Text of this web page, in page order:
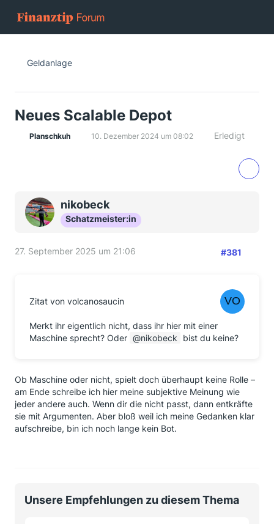
Geldanlage
Neues Scalable Depot
Planschkuh 10. Dezember 2024 um 08:02 Erledigt
nikobeck
Schatzmeister:in
27. September 2025 um 21:06 #381
Zitat von volcanosaucin
Merkt ihr eigentlich nicht, dass ihr hier mit einer
Maschine sprecht? Oder
nikobeck bist du keine?
Ob Maschine oder nicht, spielt doch überhaupt keine Rolle –
am Ende schreibe ich hier meine subjektive Meinung wie
jeder andere auch. Wenn dir die nicht passt, dann entkräfte
sie mit Argumenten. Aber bloß weil ich meine Gedanken klar
aufschreibe, bin ich noch lange kein Bot.
Unsere Empfehlungen zu diesem Thema